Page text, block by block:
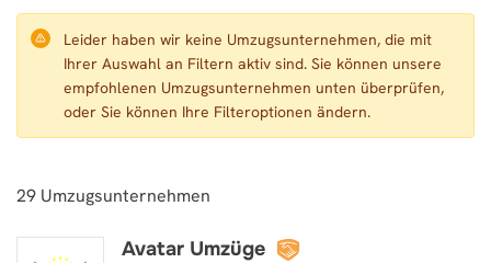
Leider haben wir keine Umzugsunternehmen, die mit
Ihrer Auswahl an Filtern aktiv sind. Sie können unsere
empfohlenen Umzugsunternehmen unten überprüfen,
oder Sie können Ihre Filteroptionen ändern.
29 Umzugsunternehmen
Avatar Umzüge
Avatar Umzüge